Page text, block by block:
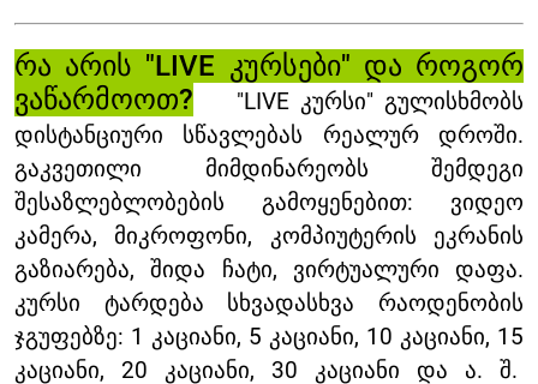
რა არის "LIVE კურსები" და როგორ
ვაწარმოოთ? "LIVE კურსი" გულისხმობს
დისტანციური სწავლებას რეალურ დროში.
გაკვეთილი მიმდინარეობს შემდეგი
შესაზლებლობების გამოყენებით: ვიდეო
კამერა, მიკროფონი, კომპიუტერის ეკრანის
გაზიარება, შიდა ჩატი, ვირტუალური დაფა.
კურსი ტარდება სხვადასხვა რაოდენობის
ჯგუფებზე: 1 კაციანი, 5 კაციანი, 10 კაციანი, 15
კაციანი, 20 კაციანი, 30 კაციანი და ა. შ.